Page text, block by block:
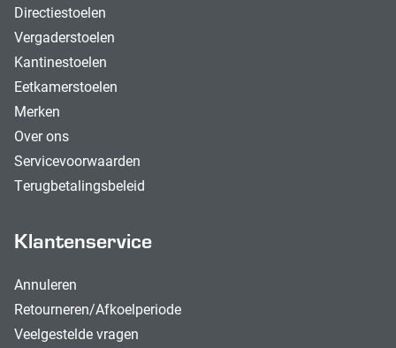
Directiestoelen
Vergaderstoelen
Kantinestoelen
Eetkamerstoelen
Merken
Over ons
Servicevoorwaarden
Terugbetalingsbeleid
Klantenservice
Annuleren
Retourneren/Afkoelperiode
Veelgestelde vragen